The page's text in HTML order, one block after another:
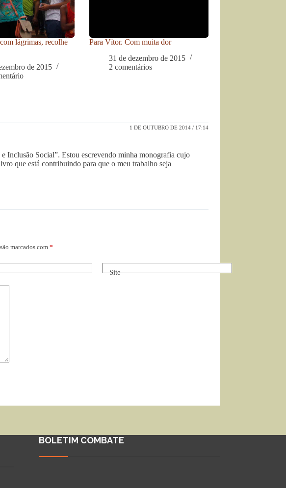
lágrimas, recolhe
de 2015
Para Vítor. Com muita dor
31 de dezembro de 2015
2 comentários
1 DE OUTUBRO DE 2014 / 17:14
Inclusão Social”. Estou escrevendo minha monografia cujo
que está contribuindo para que o meu trabalho seja
marcados com *
Site
BOLETIM COMBATE